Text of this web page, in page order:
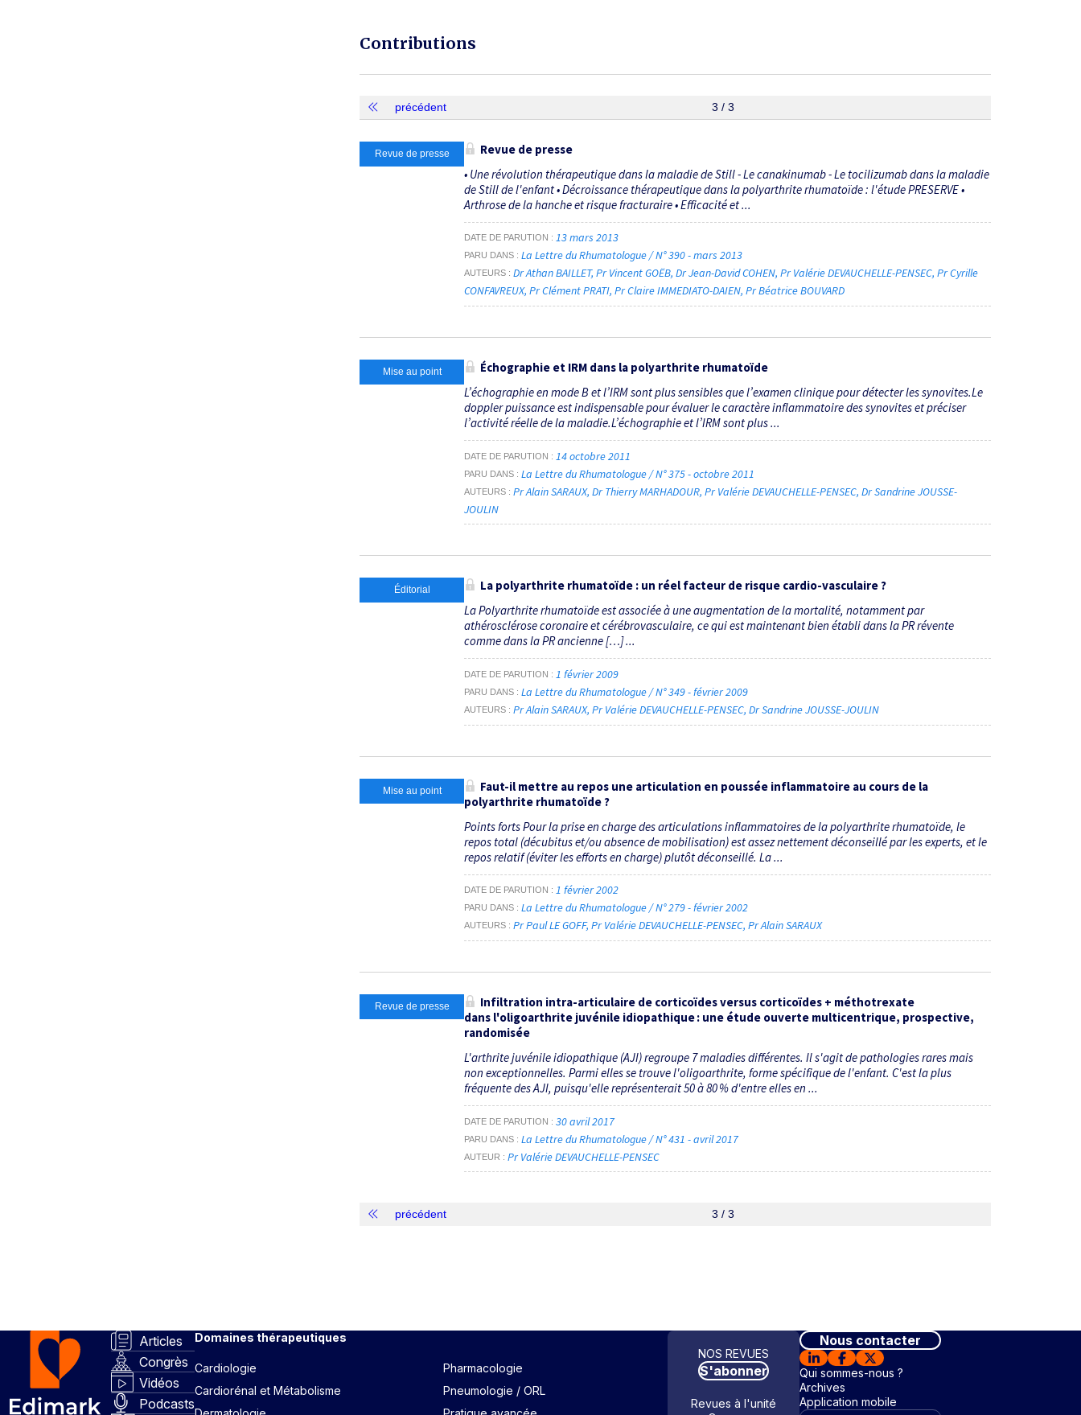
Contributions
précédent 3 / 3
Revue de presse
Revue de presse
• Une révolution thérapeutique dans la maladie de Still - Le canakinumab - Le tocilizumab dans la maladie
de Still de l'enfant • Décroissance thérapeutique dans la polyarthrite rhumatoïde : l'étude PRESERVE •
Arthrose de la hanche et risque fracturaire • Efficacité et ...
DATE DE PARUTION 13 mars 2013
PARU DANS La Lettre du Rhumatologue / N° 390 - mars 2013
AUTEURS Dr Athan BAILLET Pr Vincent GOËB Dr Jean-David COHEN Pr Valérie DEVAUCHELLE-PENSEC Pr Cyrille
CONFAVREUX Pr Clément PRATI Pr Claire IMMEDIATO-DAIEN Pr Béatrice BOUVARD
Mise au point
Échographie et IRM dans la polyarthrite rhumatoïde
L’échographie en mode B et l’IRM sont plus sensibles que l’examen clinique pour détecter les synovites.Le
doppler puissance est indispensable pour évaluer le caractère inflammatoire des synovites et préciser
l’activité réelle de la maladie.L’échographie et l’IRM sont plus ...
DATE DE PARUTION 14 octobre 2011
PARU DANS La Lettre du Rhumatologue / N° 375 - octobre 2011
AUTEURS Pr Alain SARAUX Dr Thierry MARHADOUR Pr Valérie DEVAUCHELLE-PENSEC Dr Sandrine JOUSSE-
JOULIN
Éditorial
La polyarthrite rhumatoïde : un réel facteur de risque cardio-vasculaire ?
La Polyarthrite rhumatoïde est associée à une augmentation de la mortalité, notamment par
athérosclérose coronaire et cérébrovasculaire, ce qui est maintenant bien établi dans la PR révente
comme dans la PR ancienne […] ...
DATE DE PARUTION 1 février 2009
PARU DANS La Lettre du Rhumatologue / N° 349 - février 2009
AUTEURS Pr Alain SARAUX Pr Valérie DEVAUCHELLE-PENSEC Dr Sandrine JOUSSE-JOULIN
Mise au point
Faut-il mettre au repos une articulation en poussée inflammatoire au cours de la
polyarthrite rhumatoïde ?
Points forts Pour la prise en charge des articulations inflammatoires de la polyarthrite rhumatoïde, le
repos total (décubitus et/ou absence de mobilisation) est assez nettement déconseillé par les experts, et le
repos relatif (éviter les efforts en charge) plutôt déconseillé. La ...
DATE DE PARUTION 1 février 2002
PARU DANS La Lettre du Rhumatologue / N° 279 - février 2002
AUTEURS Pr Paul LE GOFF Pr Valérie DEVAUCHELLE-PENSEC Pr Alain SARAUX
Revue de presse
Infiltration intra-articulaire de corticoïdes versus corticoïdes + méthotrexate
dans l'oligoarthrite juvénile idiopathique : une étude ouverte multicentrique, prospective,
randomisée
L'arthrite juvénile idiopathique (AJI) regroupe 7 maladies différentes. Il s'agit de pathologies rares mais
non exceptionnelles. Parmi elles se trouve l'oligoarthrite, forme spécifique de l'enfant. C'est la plus
fréquente des AJI, puisqu'elle représenterait 50 à 80 % d'entre elles en ...
DATE DE PARUTION 30 avril 2017
PARU DANS La Lettre du Rhumatologue / N° 431 - avril 2017
AUTEUR Pr Valérie DEVAUCHELLE-PENSEC
précédent 3 / 3
Articles
Congrès
Vidéos
Podcasts
Domaines thérapeutiques
Cardiologie
Cardiorénal et Métabolisme
Pharmacologie
Pneumologie / ORL
NOS REVUES
S'abonner
Revues à l'unité
Nous contacter
Qui sommes-nous ?
Archives
Application mobile